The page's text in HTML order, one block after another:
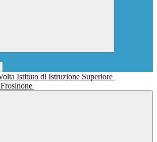
Istituto di Istruzione Superiore
Frosinone